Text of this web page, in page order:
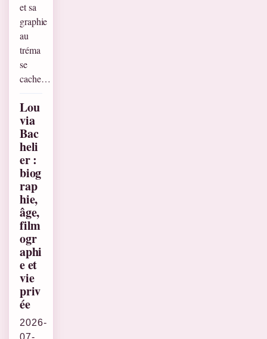
et sa
graphie
au
tréma
se
cache…
Lou
via
Bac
heli
er :
biog
rap
hie,
âge,
film
ogr
aphi
e et
vie
priv
ée
2026-
07-